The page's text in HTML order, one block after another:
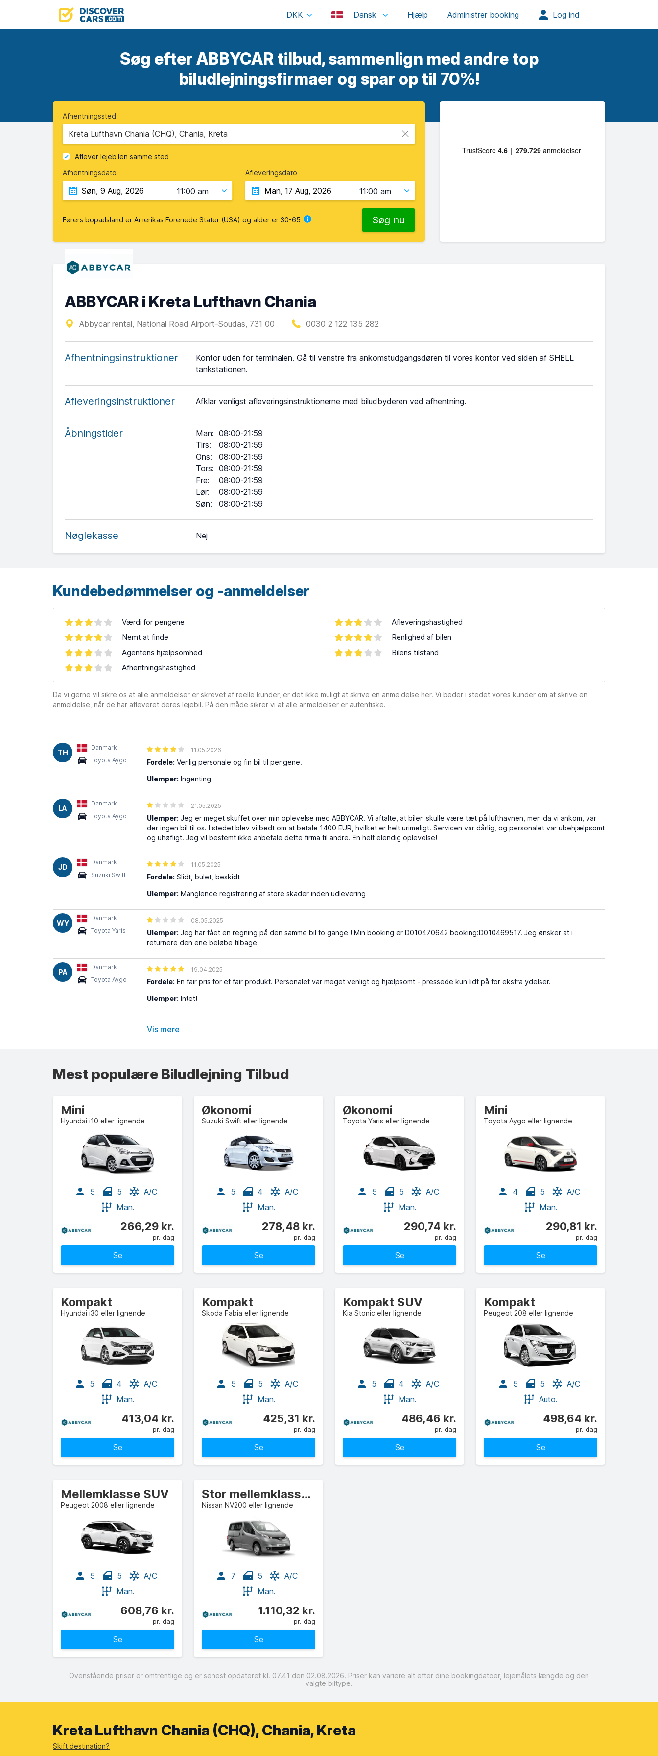
DKK Dansk
Søg efter ABBYCAR tilbud, sammenlign med andre top
biludlejningsfirmaer og spar op til 70%!
Afhentningssted
Kreta Lufthavn Chania (CHQ), Chania, Kreta
Aflever lejebilen samme sted
Afhentningsdato
11:00 am
Afleveringsdato
11:00 am
Førers bopælsland er Amerikas Forenede Stater (USA) og alder er 30-65 Søg nu
ABBYCAR i Kreta Lufthavn Chania
Abbycar rental, National Road Airport-Soudas, 731 00 0030 2 122 135 282
Afhentningsinstruktioner
Kontor uden for terminalen. Gå til venstre fra ankomstudgangsdøren til vores kontor ved siden af SHELL
tankstationen.
Afleveringsinstruktioner Afklar venligst afleveringsinstruktionerne med biludbyderen ved afhentning.
Åbningstider Man: 08:00-21:59
Tirs:
08:00-21:59
Ons:
08:00-21:59
Tors: 08:00-21:59
Fre:
08:00-21:59
Lør:
08:00-21:59
Søn: 08:00-21:59
Nøglekasse Nej
Kundebedømmelser og -anmeldelser
Værdi for pengene
Nemt at finde
Agentens hjælpsomhed
Afhentningshastighed
Afleveringshastighed
Renlighed af bilen
Bilens tilstand
Da vi gerne vil sikre os at alle anmeldelser er skrevet af reelle kunder, er det ikke muligt at skrive en anmeldelse her. Vi beder i stedet vores kunder om at skrive en
anmeldelse, når de har afleveret deres lejebil. På den måde sikrer vi at alle anmeldelser er autentiske.
TH
Danmark
Toyota Aygo
11.05.2026
Fordele: Venlig personale og fin bil til pengene.
Ulemper: Ingenting
LA
Danmark
Toyota Aygo
21.05.2025
Ulemper: Jeg er meget skuffet over min oplevelse med ABBYCAR. Vi aftalte, at bilen skulle være tæt på lufthavnen, men da vi ankom, var
der ingen bil til os. I stedet blev vi bedt om at betale 1400 EUR, hvilket er helt urimeligt. Servicen var dårlig, og personalet var ubehjælpsomt
og uhøfligt. Jeg vil bestemt ikke anbefale dette firma til andre. En helt elendig oplevelse!
JD
Danmark
Suzuki Swift
11.05.2025
Fordele: Slidt, bulet, beskidt
Ulemper: Manglende registrering af store skader inden udlevering
WY
Danmark
Toyota Yaris
08.05.2025
Ulemper: Jeg har fået en regning på den samme bil to gange ! Min booking er D010470642 booking:D010469517. Jeg ønsker at i
returnere den ene beløbe tilbage.
PA
Danmark
Toyota Aygo
19.04.2025
Fordele: En fair pris for et fair produkt. Personalet var meget venligt og hjælpsomt - pressede kun lidt på for ekstra ydelser.
Ulemper: Intet!
Vis mere
Mest populære Biludlejning Tilbud
Mini
Hyundai i10 eller lignende
5 5
A/C
Man.
266,29 kr.
pr. dag
Se
Økonomi
Suzuki Swift eller lignende
5 4
A/C
Man.
278,48 kr.
pr. dag
Se
Økonomi
Toyota Yaris eller lignende
5 5
A/C
Man.
290,74 kr.
pr. dag
Se
Mini
Toyota Aygo eller lignende
4 5
A/C
Man.
290,81 kr.
pr. dag
Se
Kompakt
Hyundai i30 eller lignende
5 4
A/C
Man.
413,04 kr.
pr. dag
Se
Kompakt
Skoda Fabia eller lignende
5 5
A/C
Man.
425,31 kr.
pr. dag
Se
Kompakt SUV
Kia Stonic eller lignende
5 4
A/C
Man.
486,46 kr.
pr. dag
Se
Kompakt
Peugeot 208 eller lignende
5 5
A/C
Auto.
498,64 kr.
pr. dag
Se
Mellemklasse SUV
Peugeot 2008 eller lignende
5 5
A/C
Man.
608,76 kr.
pr. dag
Se
Stor mellemklasse Varevogn
Nissan NV200 eller lignende
7 5
A/C
Man.
1.110,32 kr.
pr. dag
Se
Ovenstående priser er omtrentlige og er senest opdateret kl. 07.41 den 02.08.2026. Priser kan variere alt efter dine bookingdatoer, lejemålets længde og den
valgte biltype.
Kreta Lufthavn Chania (CHQ), Chania, Kreta
Skift destination?